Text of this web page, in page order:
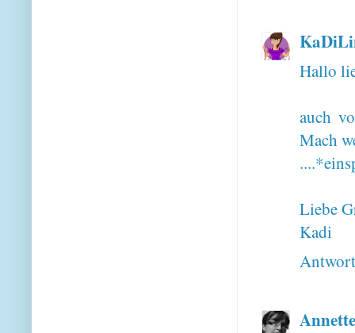
Hallo
auch
Mach
Liebe
Kadi
Annette